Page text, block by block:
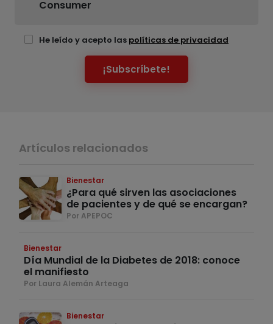
Consumer
He leído y acepto las políticas de privacidad
¡Subscríbete!
Artículos relacionados
Bienestar
¿Para qué sirven las asociaciones
de pacientes y de qué se encargan?
Por APEPOC
Bienestar
Día Mundial de la Diabetes de 2018: conoce
el manifiesto
Por Laura Alemán Arteaga
Bienestar